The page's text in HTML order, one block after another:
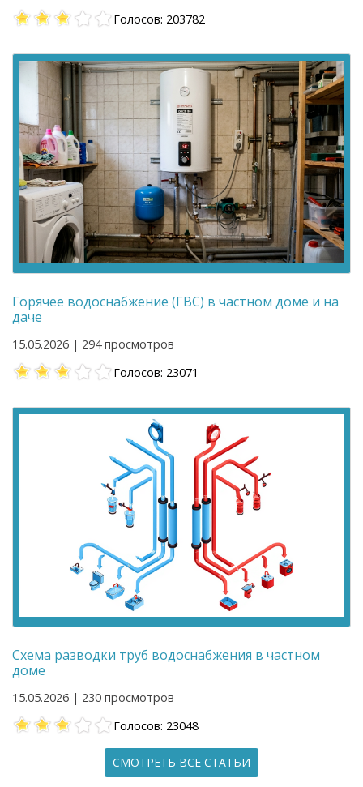
Голосов: 203782
Горячее водоснабжение (ГВС) в частном доме и на
даче
15.05.2026 | 294 просмотров
Голосов: 23071
Схема разводки труб водоснабжения в частном
доме
15.05.2026 | 230 просмотров
Голосов: 23048
СМОТРЕТЬ ВСЕ СТАТЬИ